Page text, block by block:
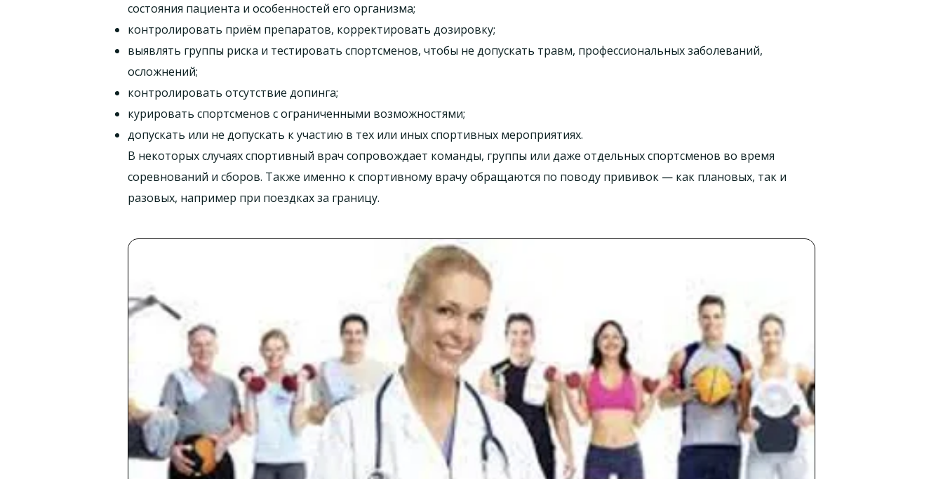
состояния пациента и особенностей его организма;
контролировать приём препаратов, корректировать дозировку;
выявлять группы риска и тестировать спортсменов, чтобы не допускать травм, профессиональных заболеваний,
осложнений;
контролировать отсутствие допинга;
курировать спортсменов с ограниченными возможностями;
допускать или не допускать к участию в тех или иных спортивных мероприятиях.
В некоторых случаях спортивный врач сопровождает команды, группы или даже отдельных спортсменов во время
соревнований и сборов. Также именно к спортивному врачу обращаются по поводу прививок — как плановых, так и
разовых, например при поездках за границу.